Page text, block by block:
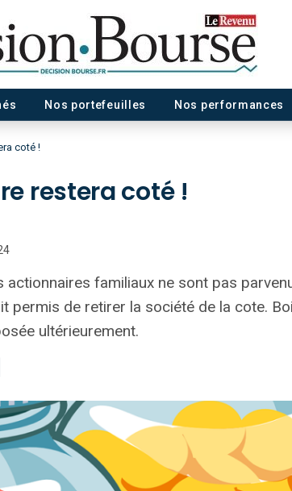
Nos portefeuilles Nos performances
coté !
restera coté !
actionnaires familiaux ne sont pas
permis de retirer la société de la cote.
ultérieurement.